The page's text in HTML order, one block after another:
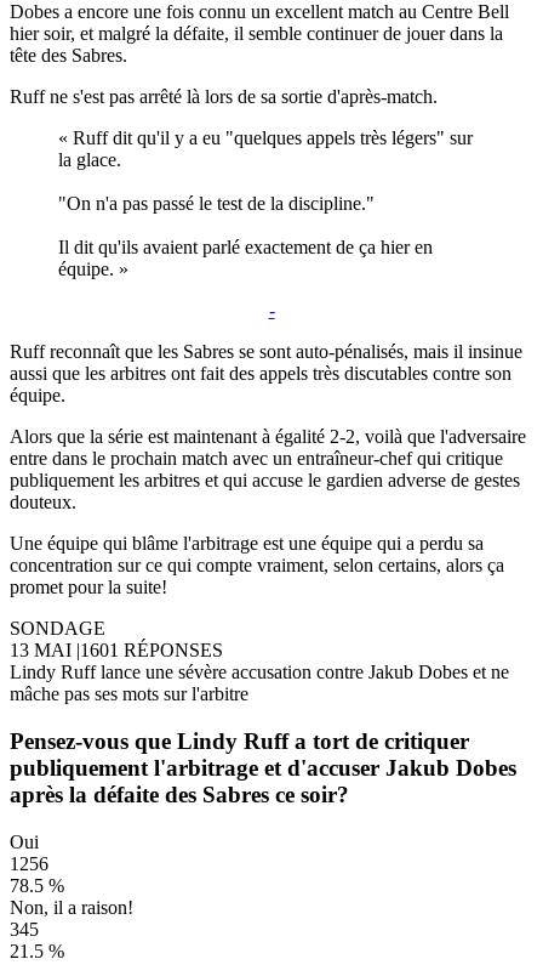
Dobes a encore une fois connu un excellent match au Centre Bell
hier soir, et malgré la défaite, il semble continuer de jouer dans la
tête des Sabres.
Ruff ne s'est pas arrêté là lors de sa sortie d'après-match.
« Ruff dit qu'il y a eu "quelques appels très légers" sur
la glace.
"On n'a pas passé le test de la discipline."
Il dit qu'ils avaient parlé exactement de ça hier en
équipe. »
-
Ruff reconnaît que les Sabres se sont auto-pénalisés, mais il insinue
aussi que les arbitres ont fait des appels très discutables contre son
équipe.
Alors que la série est maintenant à égalité 2-2, voilà que l'adversaire
entre dans le prochain match avec un entraîneur-chef qui critique
publiquement les arbitres et qui accuse le gardien adverse de gestes
douteux.
Une équipe qui blâme l'arbitrage est une équipe qui a perdu sa
concentration sur ce qui compte vraiment, selon certains, alors ça
promet pour la suite!
SONDAGE
13 MAI |1601 RÉPONSES
Lindy Ruff lance une sévère accusation contre Jakub Dobes et ne
mâche pas ses mots sur l'arbitre
Pensez-vous que Lindy Ruff a tort de critiquer
publiquement l'arbitrage et d'accuser Jakub Dobes
après la défaite des Sabres ce soir?
Oui
1256
78.5 %
Non, il a raison!
345
21.5 %